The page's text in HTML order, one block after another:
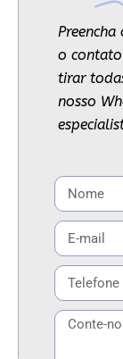
o contato
tirar
nosso